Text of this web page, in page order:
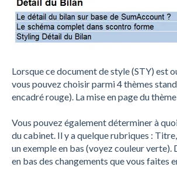
Lorsque ce document de style (STY) est
vous pouvez choisir parmi 4 thèmes
encadré rouge). La mise en page du
Vous pouvez également déterminer à
du cabinet. Il y a quelque rubriques :
un exemple en bas (voyez couleur
en bas des changements que vous faites